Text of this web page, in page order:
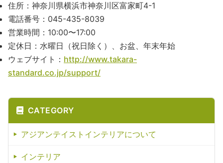
住所：神奈川県横浜市神奈川区富家町4-1
電話番号：045-435-8039
営業時間：10:00〜17:00
定休日：水曜日（祝日除く）、お盆、年末年始
ウェブサイト： http://www.takara-
standard.co.jp/support/
CATEGORY
アジアンテイストインテリアについて
インテリア